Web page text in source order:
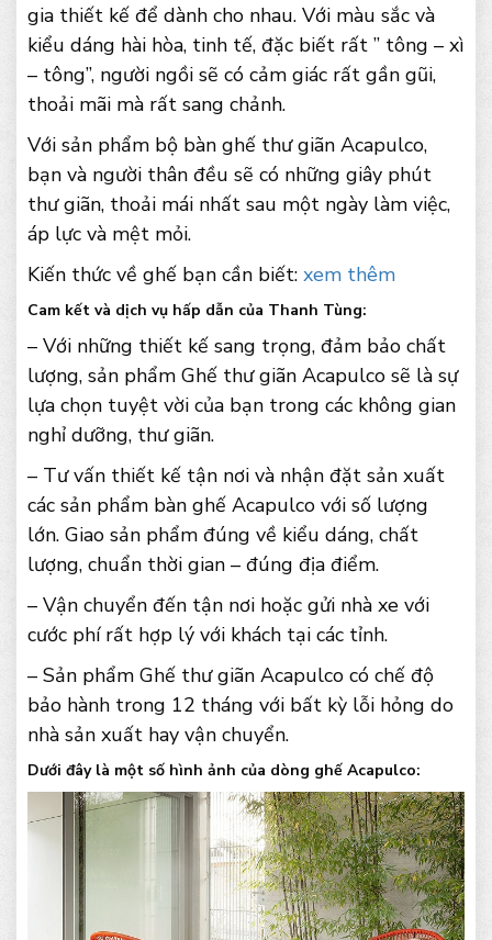
gia thiết kế để dành cho nhau. Với màu sắc và
kiểu dáng hài hòa, tinh tế, đặc biết rất ” tông – xì
– tông”, người ngồi sẽ có cảm giác rất gần gũi,
thoải mãi mà rất sang chảnh.
Với sản phẩm bộ bàn ghế thư giãn Acapulco,
bạn và người thân đều sẽ có những giây phút
thư giãn, thoải mái nhất sau một ngày làm việc,
áp lực và mệt mỏi.
Kiến thức về ghế bạn cần biết: xem thêm
Cam kết và dịch vụ hấp dẫn của Thanh Tùng:
– Với những thiết kế sang trọng, đảm bảo chất
lượng, sản phẩm Ghế thư giãn Acapulco sẽ là sự
lựa chọn tuyệt vời của bạn trong các không gian
nghỉ dưỡng, thư giãn.
– Tư vấn thiết kế tận nơi và nhận đặt sản xuất
các sản phẩm bàn ghế Acapulco với số lượng
lớn. Giao sản phẩm đúng về kiểu dáng, chất
lượng, chuẩn thời gian – đúng địa điểm.
– Vận chuyển đến tận nơi hoặc gửi nhà xe với
cước phí rất hợp lý với khách tại các tỉnh.
– Sản phẩm Ghế thư giãn Acapulco có chế độ
bảo hành trong 12 tháng với bất kỳ lỗi hỏng do
nhà sản xuất hay vận chuyển.
Dưới đây là một số hình ảnh của dòng ghế Acapulco: